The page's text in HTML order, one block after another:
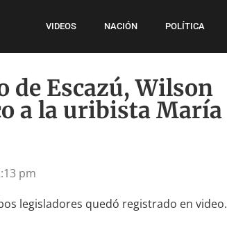
VIDEOS NACIÓN POLÍTICA
de Escazú, Wilson
a la uribista María
pm
legisladores quedó registrado en video.